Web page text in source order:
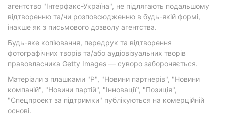
агентство "Інтерфакс-Україна", не підлягають подальшому
відтворенню та/чи розповсюдженню в будь-якій формі,
інакше як з письмового дозволу агентства.
Будь-яке копіювання, передрук та відтворення
фотографічних творів та/або аудіовізуальних творів
правовласника Getty Images — суворо забороняється.
Матеріали з плашками "Р", "Новини партнерів", "Новини
компаній", "Новини партій", "Інновації", "Позиція",
"Спецпроект за підтримки" публікуються на комерційній
основі.